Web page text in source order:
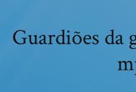
Guardiões da